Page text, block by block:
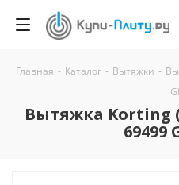
Главная - Каталог - Вытяжки -
Вытяжка Korting
69499